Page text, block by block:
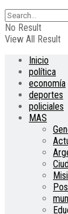
No Result
View All Result
Inicio
política
economía
deportes
policiales
MAS